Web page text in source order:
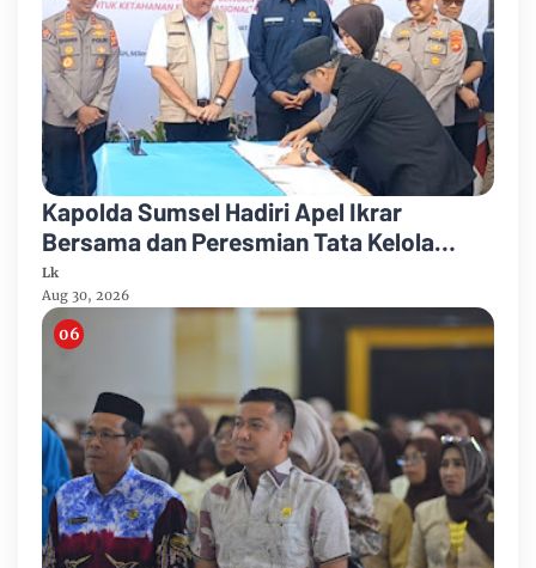
Kapolda Sumsel Hadiri Apel Ikrar
Bersama dan Peresmian Tata Kelola
Sumur Minyak Masyarakat di Kabupaten
Lahat
Lk
Aug 30, 2026